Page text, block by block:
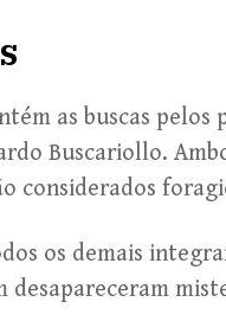
as buscas pelos
Buscariollo.
considerados
os demais